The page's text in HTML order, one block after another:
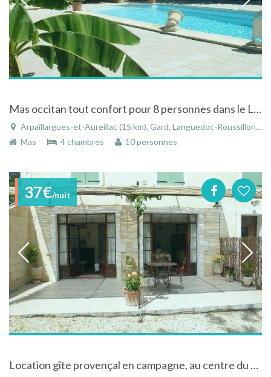
Mas occitan tout confort pour 8 personnes dans le Languedoc-Roussillon
Arpaillargues-et-Aureillac (15 km), Gard, Languedoc-Roussillon, Occitanie, France
Mas
4 chambres 10 personnes
37€/nuit
Location gîte provençal en campagne, au centre du triangle Arles Nîmes Avignon